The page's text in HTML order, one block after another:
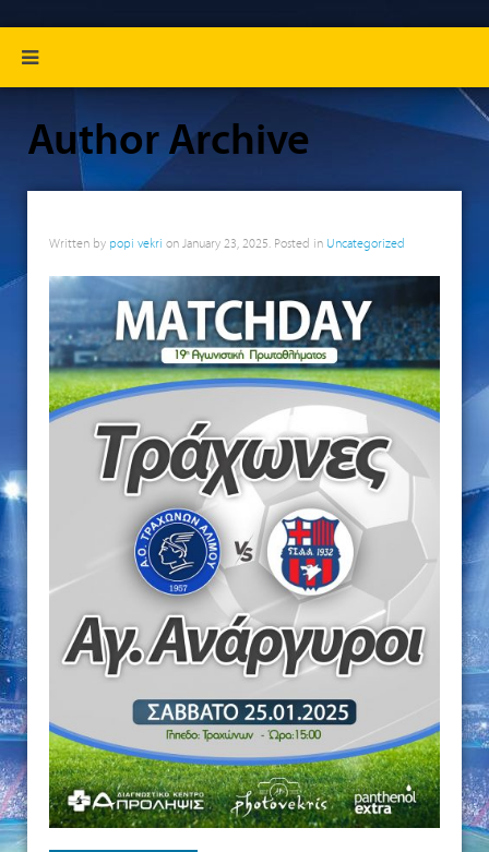
Author Archive
Written by popi vekri on January 23, 2025. Posted in Uncategorized